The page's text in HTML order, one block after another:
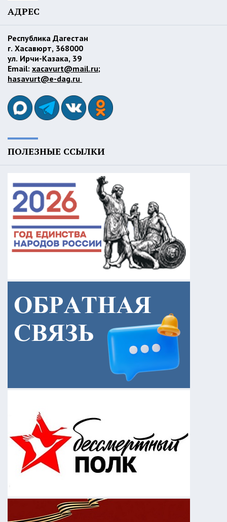
АДРЕС
Республика Дагестан
г. Хасавюрт, 368000
ул. Ирчи-Казака, 39
Email: xacavurt@mail.ru;
hasavurt@e-dag.ru
ПОЛЕЗНЫЕ ССЫЛКИ